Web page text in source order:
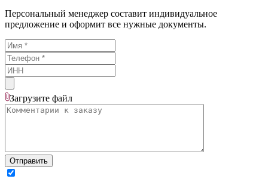
Персональный менеджер составит индивидуальное
предложение и оформит все нужные документы.
Загрузите файл
Отправить